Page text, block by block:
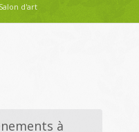
Salon d'art
à